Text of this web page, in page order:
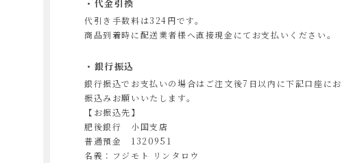
代金引換
代引き手数料は324円です。
商品到着時に配送業者様へ直接現金にてお支払いください。
銀行振込
銀行振込でお支払いの場合はご注文後7日以内に下記口座にお
振込みお願いいたします。
【お振込先】
肥後銀行 小国支店
普通預金 1320951
名義：フジモト リンタロウ